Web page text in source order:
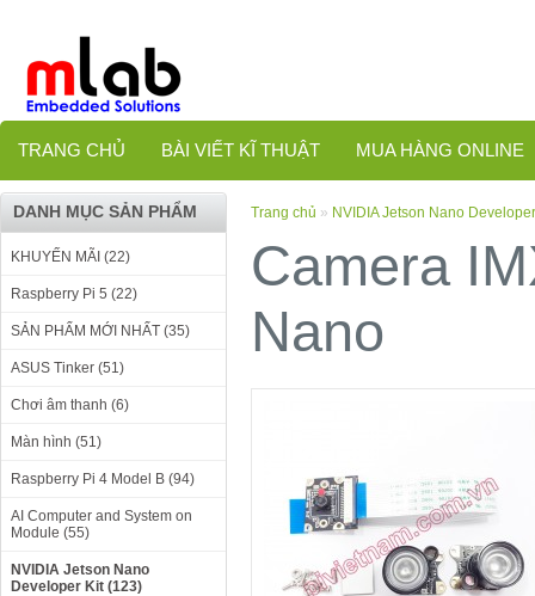
TRANG CHỦ BÀI VIẾT KĨ THUẬT MUA HÀNG ONLINE
DANH MỤC SẢN PHẨM
KHUYẾN MÃI (22)
Raspberry Pi 5 (22)
SẢN PHẨM MỚI NHẤT (35)
ASUS Tinker (51)
Chơi âm thanh (6)
Màn hình (51)
Raspberry Pi 4 Model B (94)
AI Computer and System on
Module (55)
NVIDIA Jetson Nano
Developer Kit (123)
Trang chủ » NVIDIA Jetson Nano
Camera
Nano